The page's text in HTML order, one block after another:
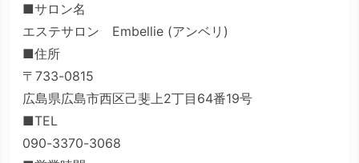
■サロン名
エステサロン Embellie (アンベリ)
■住所
〒733-0815
広島県広島市西区己斐上2丁目64番19号
■TEL
090-3370-3068